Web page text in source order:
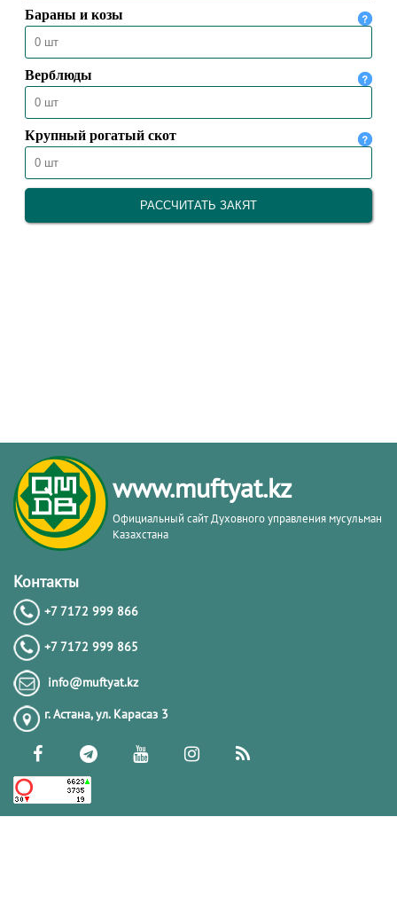
www.muftyat.kz
Официальный сайт Духовного управления мусульман
Казахстана
Контакты
+7 7172 999 866
+7 7172 999 865
info@muftyat.kz
г. Астана, ул. Карасаз 3